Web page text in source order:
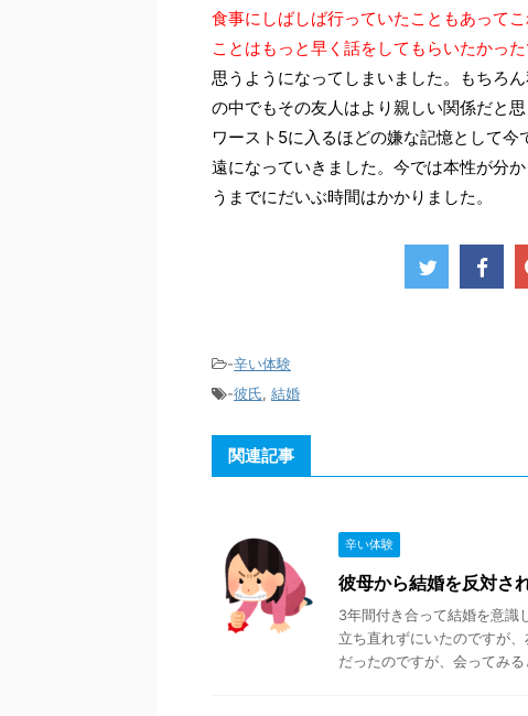
食事にしばしば行っていたこともあって
ことはもっと早く話をしてもらいたかった
思うようになってしまいました。もちろ
の中でもその友人はより親しい関係だと
ワースト5に入るほどの嫌な記憶として
遠になっていきました。今では本性が分
うまでにだいぶ時間はかかりました。
-辛い体験
-彼氏, 結婚
関連記事
辛い体験
彼母から結婚を反対さ
3年間付き合って結婚を意識
立ち直れずにいたのですが
だったのですが、会ってみ